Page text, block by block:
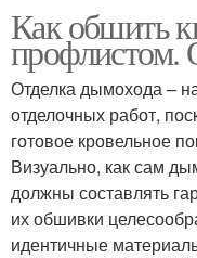
Как обшить
профлистом.
Отделка дымохода –
отделочных работ,
готовое кровельное
Визуально, как сам
должны составлять
их обшивки
идентичные